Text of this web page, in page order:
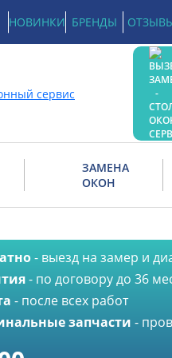
НОВИНКИ БРЕНДЫ
окон
окон
окон
ЗАМЕНА
ОКОН
Ремонт и замена
Замена фурнитуры на
пластиковых окнах
рамы
- выезд на замер и
- по договору до 36
- после всех работ
запчасти -